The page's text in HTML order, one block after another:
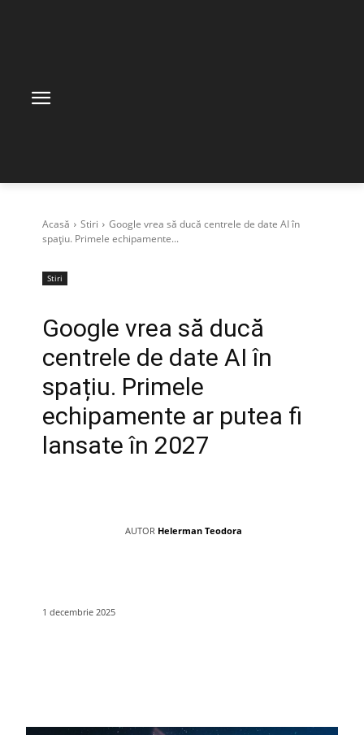
Acasă Stiri
Google vrea să ducă centrele de date AI în
spațiu. Primele echipamente...
Stiri
Google vrea să ducă
centrele de date AI în
spațiu. Primele
echipamente ar putea fi
lansate în 2027
AUTOR Helerman Teodora
1 decembrie 2025